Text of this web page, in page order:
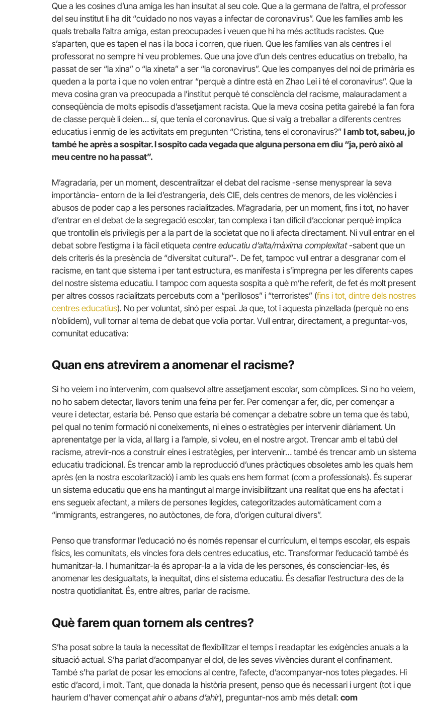
Que a les cosines d’una amiga les han insultat al seu cole. Que a la germana de l’altra, el professor
del seu institut li ha dit “cuidado no nos vayas a infectar de coronavirus”. Que les famílies amb les
quals treballa l’altra amiga, estan preocupades i veuen que hi ha més actituds racistes. Que
s’aparten, que es tapen el nas i la boca i corren, que riuen. Que les famílies van als centres i el
professorat no sempre hi veu problemes. Que una jove d’un dels centres educatius on treballo, ha
passat de ser “la xina” o “la xineta” a ser “la coronavirus”. Que les companyes del noi de primària es
queden a la porta i que no volen entrar “perquè a dintre està en Zhao Lei i té el coronavirus”. Que la
meva cosina gran va preocupada a l’institut perquè té consciència del racisme, malauradament a
conseqüència de molts episodis d’assetjament racista. Que la meva cosina petita gairebé la fan fora
de classe perquè li deien… sí, que tenia el coronavirus. Que si vaig a treballar a diferents centres
educatius i enmig de les activitats em pregunten “Cristina, tens el coronavirus?” I amb tot, sabeu, jo
també he après a sospitar. I sospito cada vegada que alguna persona em diu “ja, però això al
meu centre no ha passat”.
M’agradaria, per un moment, descentralitzar el debat del racisme -sense menysprear la seva
importància- entorn de la llei d’estrangeria, dels CIE, dels centres de menors, de les violències i
abusos de poder cap a les persones racialitzades. M’agradaria, per un moment, fins i tot, no haver
d’entrar en el debat de la segregació escolar, tan complexa i tan difícil d’accionar perquè implica
que trontollin els privilegis per a la part de la societat que no li afecta directament. Ni vull entrar en el
debat sobre l’estigma i la fàcil etiqueta centre educatiu d’alta/màxima complexitat-sabent que un
dels criteris és la presència de “diversitat cultural”-. De fet, tampoc vull entrar a desgranar com el
racisme, en tant que sistema i per tant estructura, es manifesta i s’impregna per les diferents capes
del nostre sistema educatiu. I tampoc com aquesta sospita a què m’he referit, de fet és molt present
per altres cossos racialitzats percebuts com a “perillosos” i “terroristes” (fins i tot, dintre dels nostres
centres educatius). No per voluntat, sinó per espai. Ja que, tot i aquesta pinzellada (perquè no ens
n’oblidem), vull tornar al tema de debat que volia portar. Vull entrar, directament, a preguntar-vos,
comunitat educativa:
Quan ens atrevirem a anomenar el racisme?
Si ho veiem i no intervenim, com qualsevol altre assetjament escolar, som còmplices. Si no ho veiem,
no ho sabem detectar, llavors tenim una feina per fer. Per començar a fer, dic, per començar a
veure i detectar, estaria bé. Penso que estaria bé començar a debatre sobre un tema que és tabú,
pel qual no tenim formació ni coneixements, ni eines o estratègies per intervenir diàriament. Un
aprenentatge per la vida, al llarg i a l’ample, si voleu, en el nostre argot. Trencar amb el tabú del
racisme, atrevir-nos a construir eines i estratègies, per intervenir… també és trencar amb un sistema
educatiu tradicional. És trencar amb la reproducció d’unes pràctiques obsoletes amb les quals hem
après (en la nostra escolarització) i amb les quals ens hem format (com a professionals). És superar
un sistema educatiu que ens ha mantingut al marge invisibilitzant una realitat que ens ha afectat i
ens segueix afectant, a milers de persones llegides, categoritzades automàticament com a
“immigrants, estrangeres, no autòctones, de fora, d’origen cultural divers”.
Penso que transformar l’educació no és només repensar el currículum, el temps escolar, els espais
físics, les comunitats, els vincles fora dels centres educatius, etc. Transformar l’educació també és
humanitzar-la. I humanitzar-la és apropar-la a la vida de les persones, és conscienciar-les, és
anomenar les desigualtats, la inequitat, dins el sistema educatiu. És desafiar l’estructura des de la
nostra quotidianitat. És, entre altres, parlar de racisme.
Què farem quan tornem als centres?
S’ha posat sobre la taula la necessitat de flexibilitzar el temps i readaptar les exigències anuals a la
situació actual. S’ha parlat d’acompanyar el dol, de les seves vivències durant el confinament.
També s’ha parlat de posar les emocions al centre, l’afecte, d’acompanyar-nos totes plegades. Hi
estic d’acord, i molt. Tant, que donada la història present, penso que és necessari i urgent (tot i que
hauríem d’haver començat ahiro abans d’ahir), preguntar-nos amb més detall: com